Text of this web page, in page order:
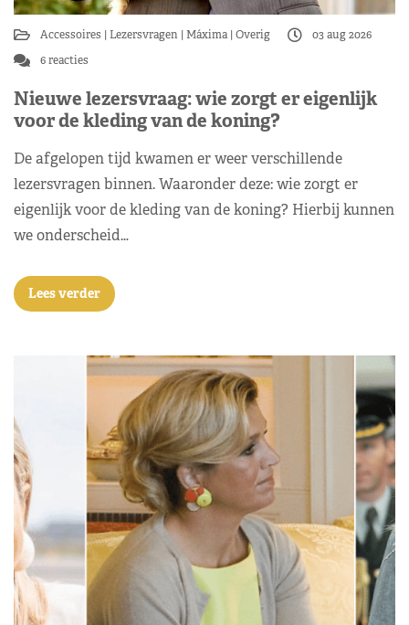
Accessoires Lezersvragen Máxima Overig
03 aug 2026
6 reacties
Nieuwe lezersvraag: wie zorgt er eigenlijk
voor de kleding van de koning?
De afgelopen tijd kwamen er weer verschillende
lezersvragen binnen. Waaronder deze: wie zorgt er
eigenlijk voor de kleding van de koning? Hierbij kunnen
we onderscheid…
Lees verder